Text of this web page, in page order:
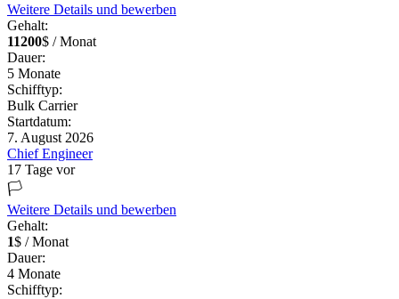
Weitere Details und bewerben
Gehalt:
11200$ / Monat
Dauer:
5 Monate
Schifftyp:
Bulk Carrier
Startdatum:
7. August 2026
Chief Engineer
17 Tage vor
🏳️
Weitere Details und bewerben
Gehalt:
1$ / Monat
Dauer:
4 Monate
Schifftyp: